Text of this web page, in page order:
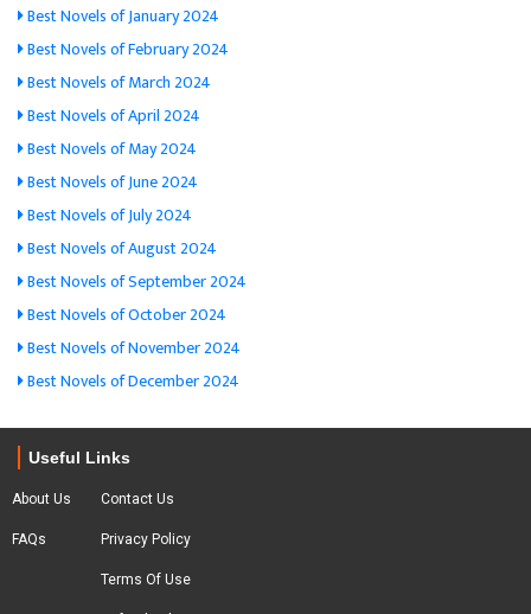
Best Novels of January 2024
Best Novels of February 2024
Best Novels of March 2024
Best Novels of April 2024
Best Novels of May 2024
Best Novels of June 2024
Best Novels of July 2024
Best Novels of August 2024
Best Novels of September 2024
Best Novels of October 2024
Best Novels of November 2024
Best Novels of December 2024
Useful Links
About Us
FAQs
Contact Us
Privacy Policy
Terms Of Use